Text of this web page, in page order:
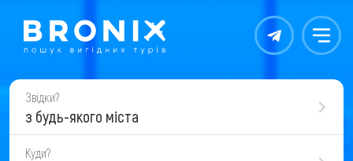
Контакты Меню
Звідки?
з будь-якого міста
Куди?